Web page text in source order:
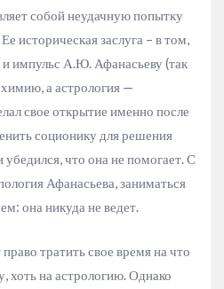
собой неудачную попытку
историческая заслуга – в том,
и импульс А.Ю. Афанасьеву (так
а астрология —
свое открытие именно после
соционику для решения
что она не помогает. С
Афанасьева, заниматься
она никуда не ведет.
тратить свое время на что
хоть на астрологию. Однако